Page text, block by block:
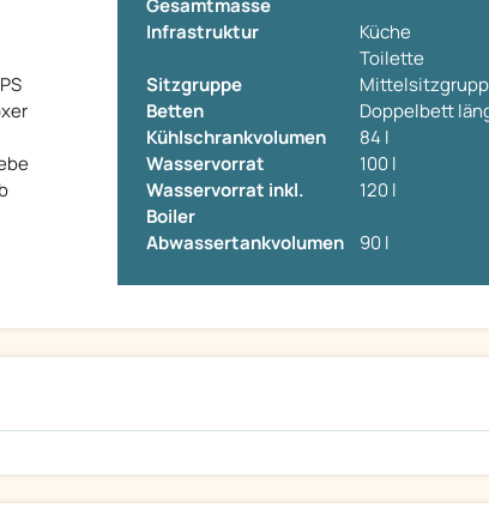
Gesamtmasse
Infrastruktur
Küche
Toilette
Sitzgruppe
Betten
Doppelbett
Kühlschrankvolumen
84 l
Wasservorrat
100 l
Wasservorrat inkl.
Boiler
120 l
Abwassertankvolumen 90 l